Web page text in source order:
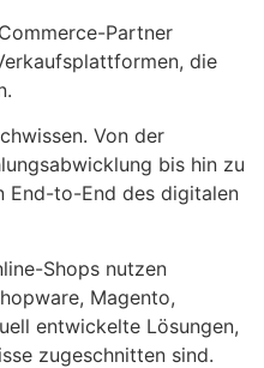
Partner
die
Von der
bis hin zu
End-to-End des digitalen
Shops nutzen
Magento,
entwickelte Lösungen,
zugeschnitten sind.